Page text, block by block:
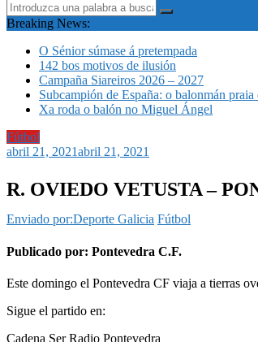
Breaking News:
O Sénior súmase á pretempada
142 bos motivos de ilusión
Campaña Siareiros 2026 – 2027
Subcampión de España: o balonmán
Xa roda o balón no Miguel Ángel
Fútbol
abril 21, 2021abril 21, 2021
R. OVIEDO VETUSTA –
Enviado por:Deporte Galicia Fútbol
Publicado por: Pontevedra C.F.
Este domingo el Pontevedra CF viaja a tierras
Sigue el partido en:
Cadena Ser Radio Pontevedra